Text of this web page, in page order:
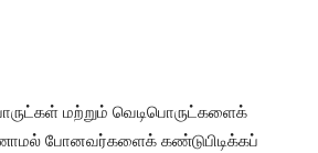
மற்றும் வெடிபொருட்களைக்
போனவர்களைக் கண்டுபிடிக்கப்